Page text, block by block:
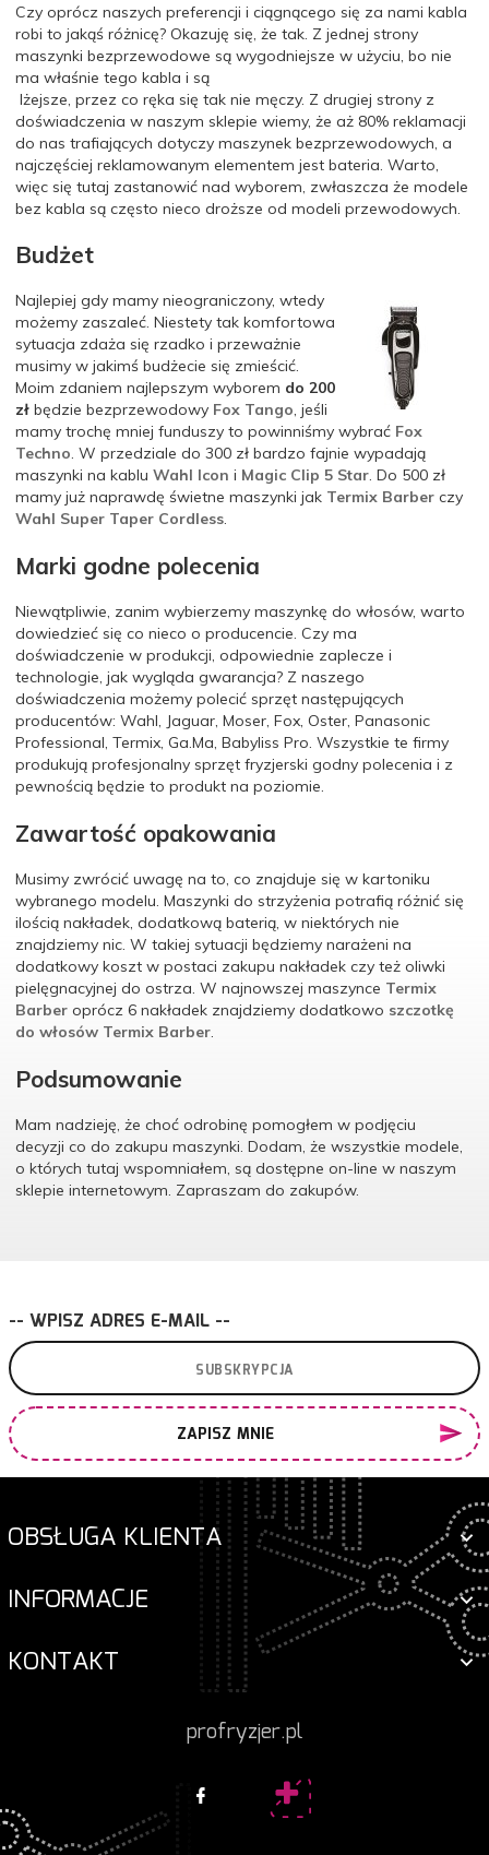
Czy oprócz naszych preferencji i ciągnącego się za nami kabla
robi to jakąś różnicę? Okazuję się, że tak. Z jednej strony
maszynki bezprzewodowe są wygodniejsze w użyciu, bo nie
ma właśnie tego kabla i są
lżejsze, przez co ręka się tak nie męczy. Z drugiej strony z
doświadczenia w naszym sklepie wiemy, że aż 80% reklamacji
do nas trafiających dotyczy maszynek bezprzewodowych, a
najczęściej reklamowanym elementem jest bateria. Warto,
więc się tutaj zastanowić nad wyborem, zwłaszcza że modele
bez kabla są często nieco droższe od modeli przewodowych.
Budżet
Najlepiej gdy mamy nieograniczony, wtedy
możemy zaszaleć. Niestety tak komfortowa
sytuacja zdaża się rzadko i przeważnie
musimy w jakimś budżecie się zmieścić.
Moim zdaniem najlepszym wyborem do 200
zł będzie bezprzewodowy Fox Tango, jeśli
mamy trochę mniej funduszy to powinniśmy wybrać Fox
Techno. W przedziale do 300 zł bardzo fajnie wypadają
maszynki na kablu Wahl Icon i Magic Clip 5 Star. Do 500 zł
mamy już naprawdę świetne maszynki jak Termix Barber czy
Wahl Super Taper Cordless.
Marki godne polecenia
Niewątpliwie, zanim wybierzemy maszynkę do włosów, warto
dowiedzieć się co nieco o producencie. Czy ma
doświadczenie w produkcji, odpowiednie zaplecze i
technologie, jak wygląda gwarancja? Z naszego
doświadczenia możemy polecić sprzęt następujących
producentów: Wahl, Jaguar, Moser, Fox, Oster, Panasonic
Professional, Termix, Ga.Ma, Babyliss Pro. Wszystkie te firmy
produkują profesjonalny sprzęt fryzjerski godny polecenia i z
pewnością będzie to produkt na poziomie.
Zawartość opakowania
Musimy zwrócić uwagę na to, co znajduje się w kartoniku
wybranego modelu. Maszynki do strzyżenia potrafią różnić się
ilością nakładek, dodatkową baterią, w niektórych nie
znajdziemy nic. W takiej sytuacji będziemy narażeni na
dodatkowy koszt w postaci zakupu nakładek czy też oliwki
pielęgnacyjnej do ostrza. W najnowszej maszynce Termix
Barber oprócz 6 nakładek znajdziemy dodatkowo szczotkę
do włosów Termix Barber.
Podsumowanie
Mam nadzieję, że choć odrobinę pomogłem w podjęciu
decyzji co do zakupu maszynki. Dodam, że wszystkie modele,
o których tutaj wspomniałem, są dostępne on-line w naszym
sklepie internetowym. Zapraszam do zakupów.
-- WPISZ ADRES E-MAIL --
ZAPISZ MNIE
OBSŁUGA KLIENTA
INFORMACJE
KONTAKT
profryzjer.pl